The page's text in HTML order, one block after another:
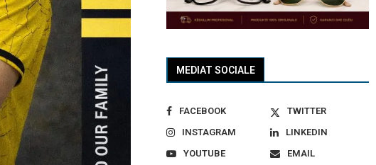
MEDIAT SOCIALE
FACEBOOK
TWITTER
INSTAGRAM
LINKEDIN
YOUTUBE
EMAIL